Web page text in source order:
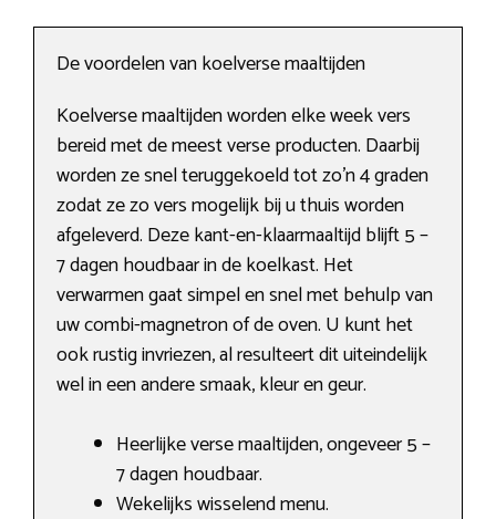
De voordelen van koelverse maaltijden
Koelverse maaltijden worden elke week vers
bereid met de meest verse producten. Daarbij
worden ze snel teruggekoeld tot zo’n 4 graden
zodat ze zo vers mogelijk bij u thuis worden
afgeleverd. Deze kant-en-klaarmaaltijd blijft 5 –
7 dagen houdbaar in de koelkast. Het
verwarmen gaat simpel en snel met behulp van
uw combi-magnetron of de oven. U kunt het
ook rustig invriezen, al resulteert dit uiteindelijk
wel in een andere smaak, kleur en geur.
Heerlijke verse maaltijden, ongeveer 5 –
7 dagen houdbaar.
Wekelijks wisselend menu.